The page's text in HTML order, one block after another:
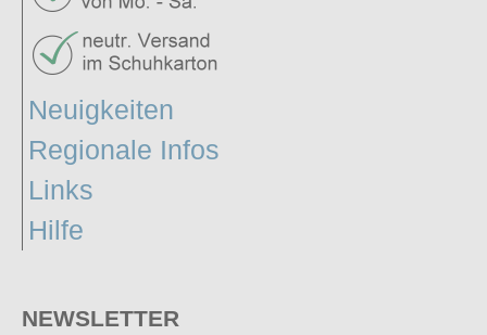
Neuigkeiten
Regionale Infos
Links
Hilfe
NEWSLETTER